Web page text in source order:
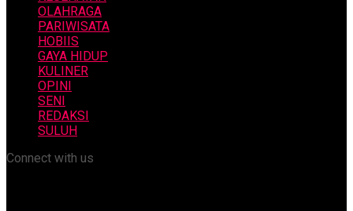
OLAHRAGA
PARIWISATA
HOBIIS
GAYA HIDUP
KULINER
OPINI
SENI
REDAKSI
SULUH
Connect with us